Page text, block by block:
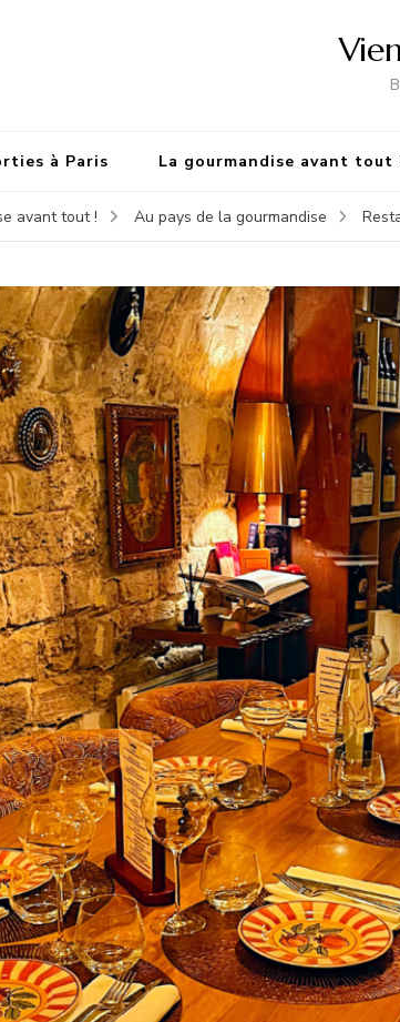
à Paris La gourmandise avant tout
avant tout ! Au pays de la gourmandise